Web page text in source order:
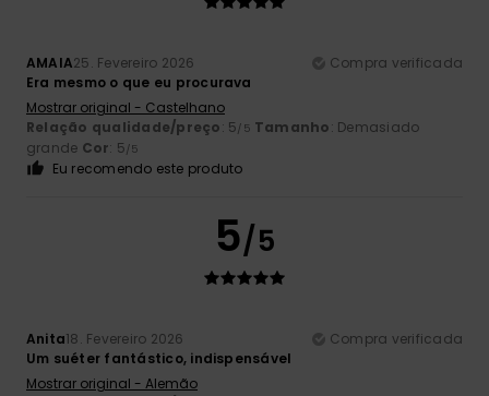
AMAIA25. Fevereiro 2026
Compra verificada
Era mesmo o que eu procurava
Mostrar original - Castelhano
Relação qualidade/preço: 5/5 Tamanho: Demasiado
grande Cor: 5/5
Eu recomendo este produto
5/5
Anita18. Fevereiro 2026
Compra verificada
Um suéter fantástico, indispensável
Mostrar original - Alemão